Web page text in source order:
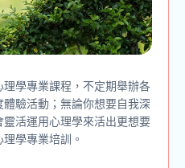
學專業課程，不定期舉辦各
驗活動；無論你想要自我深
活運用心理學來活出更想要
學專業培訓。